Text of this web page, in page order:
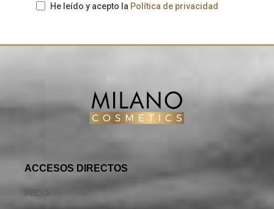
He leído y acepto la Política de privacidad
ACCESOS DIRECTOS
INICIO